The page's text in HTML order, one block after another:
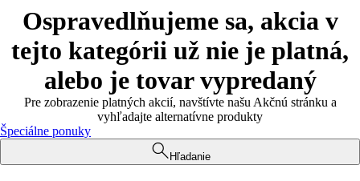
Ospravedlňujeme sa, akcia v
tejto kategórii už nie je platná,
alebo je tovar vypredaný
Pre zobrazenie platných akcií, navštívte našu Akčnú stránku a
vyhľadajte alternatívne produkty
Špeciálne ponuky
Hľadanie